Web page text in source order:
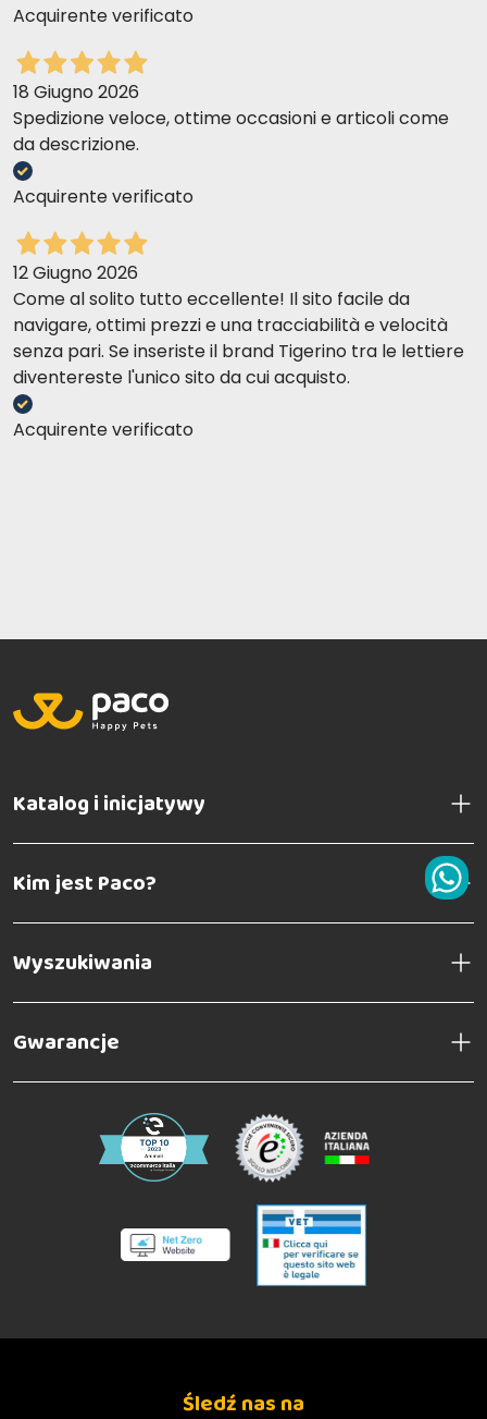
Acquirente verificato
18 Giugno 2026
Spedizione veloce, ottime occasioni e articoli come
da descrizione.
Acquirente verificato
12 Giugno 2026
Come al solito tutto eccellente! Il sito facile da
navigare, ottimi prezzi e una tracciabilità e velocità
senza pari. Se inseriste il brand Tigerino tra le lettiere
diventereste l'unico sito da cui acquisto.
Acquirente verificato
Katalog i inicjatywy
Kim jest Paco?
Wyszukiwania
Gwarancje
Śledź nas na